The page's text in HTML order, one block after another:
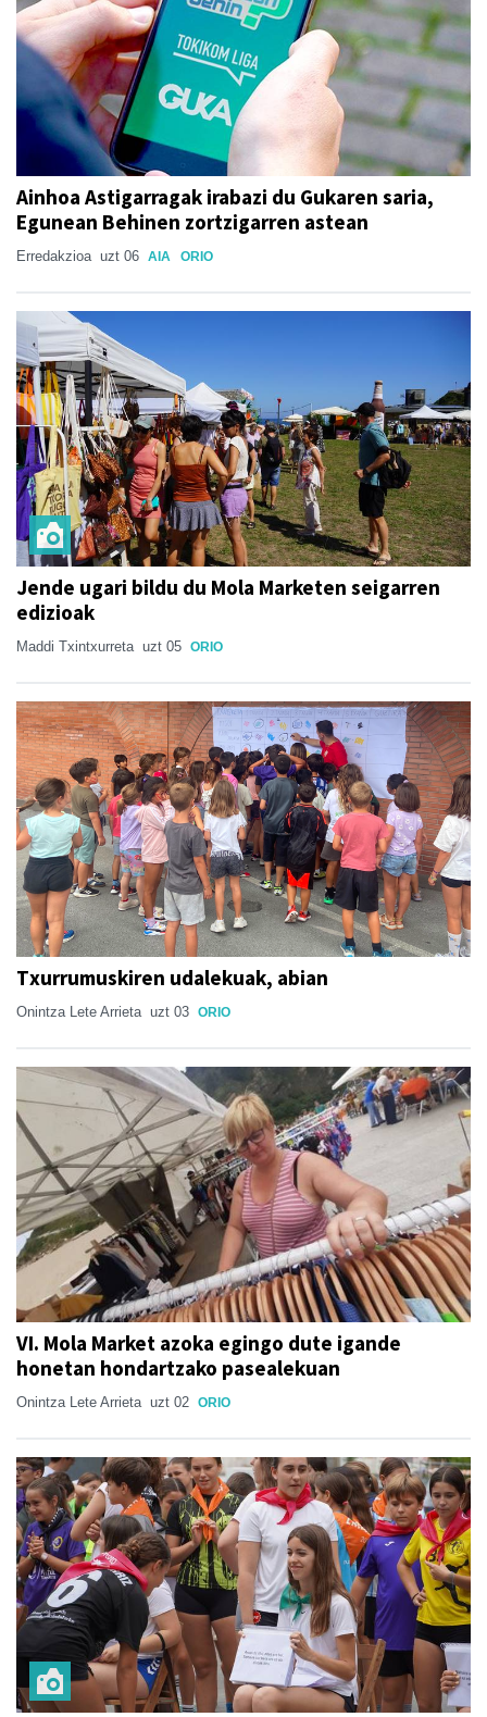
Ainhoa Astigarragak irabazi du Gukaren saria,
Egunean Behinen zortzigarren astean
Erredakzioa uzt 06 AIA ORIO
Jende ugari bildu du Mola Marketen seigarren
edizioak
Maddi Txintxurreta uzt 05 ORIO
Txurrumuskiren udalekuak, abian
Onintza Lete Arrieta uzt 03 ORIO
VI. Mola Market azoka egingo dute igande
honetan hondartzako pasealekuan
Onintza Lete Arrieta uzt 02 ORIO